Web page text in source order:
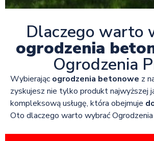
Dlaczego warto
ogrodzenia
Ogrodzenia
Wybierając ogrodzenia betonowe z
zyskujesz nie tylko produkt najwyższej
kompleksową usługę, która obejmuje
Oto dlaczego warto wybrać Ogrodzenia